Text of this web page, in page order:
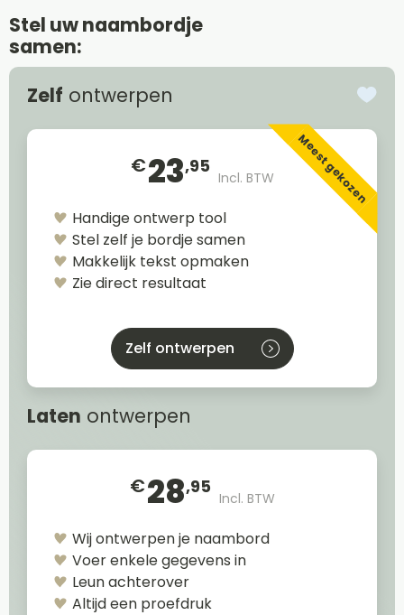
Stel uw naambordje
samen:
Zelf ontwerpen
€23,95
Incl. BTW Meest gekozen
Handige ontwerp tool
Stel zelf je bordje samen
Makkelijk tekst opmaken
Zie direct resultaat
Zelf ontwerpen
Laten ontwerpen
€28,95
Incl. BTW
Wij ontwerpen je naambord
Voer enkele gegevens in
Leun achterover
Altijd een proefdruk